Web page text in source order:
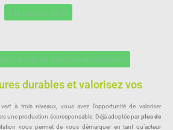
En savoir plus
et studios accrédités
durables et valorisez vos
à trois niveaux, vous avez l’opportunité de valoriser
une production écoresponsable. Déjà adoptée par plus de
vous permet de vous démarquer en tant qu’acteur